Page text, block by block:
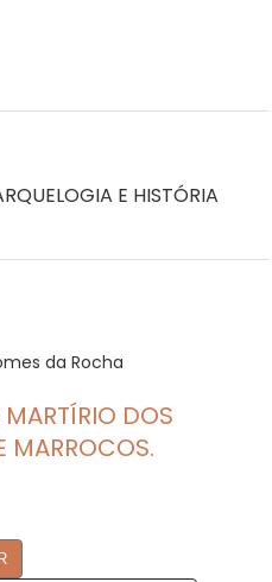
E HISTÓRIA
da Rocha
DOS
MARROCOS.